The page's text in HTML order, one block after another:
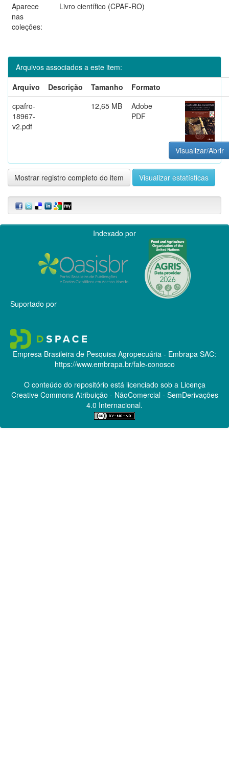
Aparece
nas
coleções:
Livro científico (CPAF-RO)
Arquivos associados a este item:
Arquivo
Descrição Tamanho
Formato
cpafro-
18967-
v2.pdf
12,65 MB
Adobe
PDF
Visualizar/Abrir
Mostrar registro completo do item Visualizar estatísticas
Indexado por
Suportado por
Empresa Brasileira de Pesquisa Agropecuária - Embrapa SAC:
https://www.embrapa.br/fale-conosco
O conteúdo do repositório está licenciado sob a Licença
Creative CommonsAtribuição - NãoComercial - SemDerivações
4.0 Internacional.